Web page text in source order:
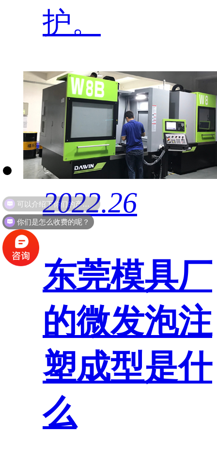
护。
2022.26
东莞模具厂
的微发泡注
塑成型是什
么
你们是怎么收费的呢？